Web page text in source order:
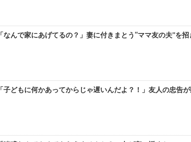
「なんで家にあげてるの？」妻に付きまとう“ママ友の夫”
「子どもに何かあってからじゃ遅いんだよ？！」友人の忠